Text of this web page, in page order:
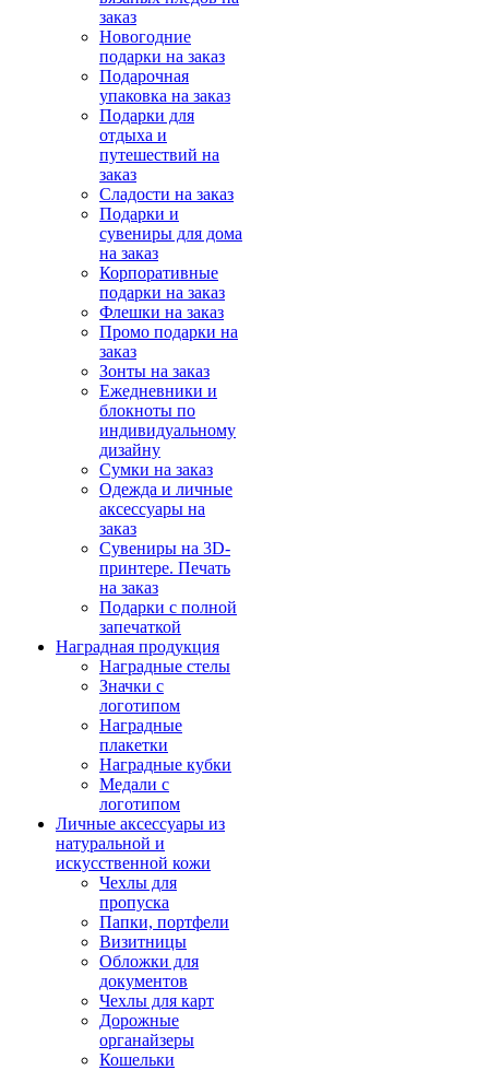
заказ
Новогодние
подарки на заказ
Подарочная
упаковка на заказ
Подарки для
отдыха и
путешествий на
заказ
Сладости на заказ
Подарки и
сувениры для дома
на заказ
Корпоративные
подарки на заказ
Флешки на заказ
Промо подарки на
заказ
Зонты на заказ
Ежедневники и
блокноты по
индивидуальному
дизайну
Сумки на заказ
Одежда и личные
аксессуары на
заказ
Сувениры на 3D-
принтере. Печать
на заказ
Подарки с полной
запечаткой
Наградная продукция
Наградные стелы
Значки с
логотипом
Наградные
плакетки
Наградные кубки
Медали с
логотипом
Личные аксессуары из
натуральной и
искусственной кожи
Чехлы для
пропуска
Папки, портфели
Визитницы
Обложки для
документов
Чехлы для карт
Дорожные
органайзеры
Кошельки